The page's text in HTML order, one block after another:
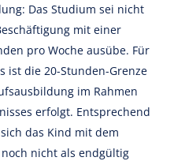
Das Studium sei nicht
mit einer
pro Woche ausübe. Für
ist die 20-Stunden-Grenze
im Rahmen
erfolgt. Entsprechend
das Kind mit dem
nicht als endgültig